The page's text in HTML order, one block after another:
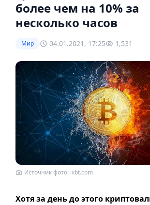
более чем на 10% за
несколько часов
Мир 04.01.2021, 17:25 1,531
Источник фото: ixbt.com
Хотя за день до этого